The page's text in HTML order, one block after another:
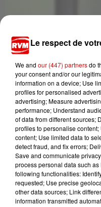
2 novembre 2020
TUFLEX
Le respect de
We and our (447) partnersdo
your consent and/or our
information on a device; Use
profiles for personalised
advertising; Measure
performance; Understand
of data from different sources;
profiles to personalise
content; Use limited data to
detect fraud, and fix errors;
Save and communicate
process personal data such
following functionalities:
requested; Use precise
other data sources; Link
information transmitted